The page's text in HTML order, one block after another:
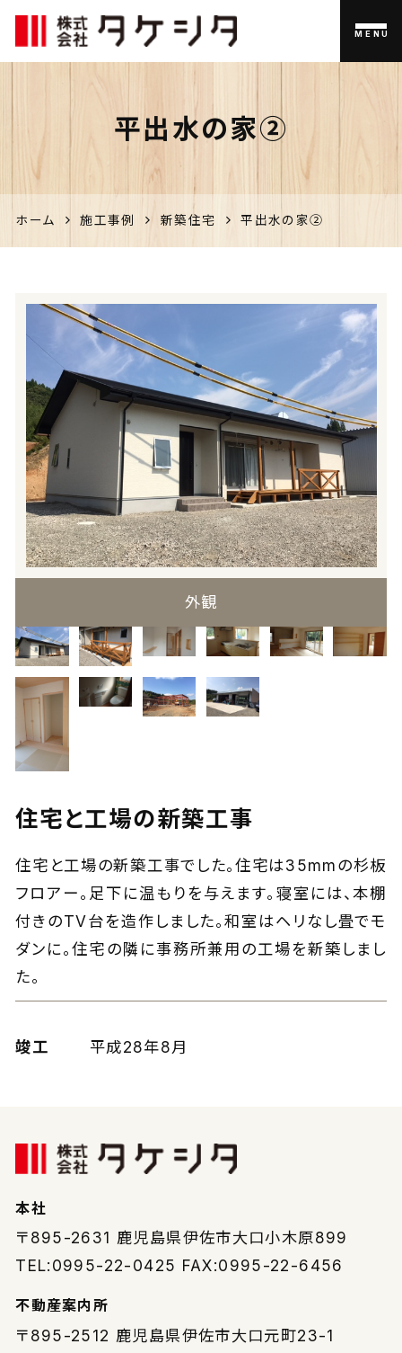
伊佐市
の家づく
り、不動
産のこと
なら「タ
MENU
平出水の家②
ホーム 施工事例 新築住宅 平出水の家②
外観
ウッドデッキ
住宅と工場の新築工事
住宅と工場の新築工事でした。住宅は35mmの杉板
フロアー。足下に温もりを与えます。寝室には、本棚
付きのTV台を造作しました。和室はヘリなし畳でモ
ダンに。住宅の隣に事務所兼用の工場を新築しまし
た。
竣工 平成28年8月
本社
〒895-2631 鹿児島県伊佐市大口小木原899
TEL:0995-22-0425 FAX:0995-22-6456
不動産案内所
〒895-2512 鹿児島県伊佐市大口元町23-1